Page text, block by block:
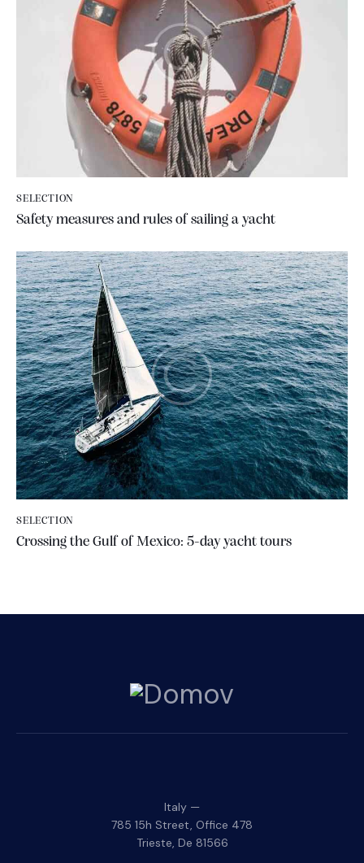
SELECTION
Safety measures and rules of sailing a yacht
SELECTION
Crossing the Gulf of Mexico: 5-day yacht tours
Italy —
785 15h Street, Office 478
Trieste, De 81566